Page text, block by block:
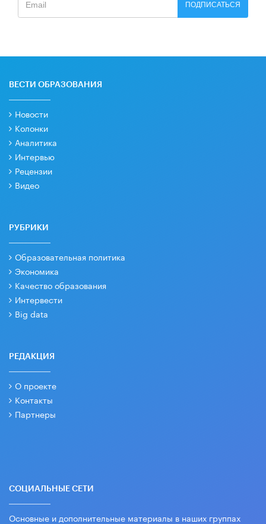
ПОДПИСАТЬСЯ
ВЕСТИ ОБРАЗОВАНИЯ
Новости
Колонки
Аналитика
Интервью
Рецензии
Видео
РУБРИКИ
Образовательная политика
Экономика
Качество образования
Интервести
Big data
РЕДАКЦИЯ
О проекте
Контакты
Партнеры
СОЦИАЛЬНЫЕ СЕТИ
Основные и дополнительные материалы в наших группах